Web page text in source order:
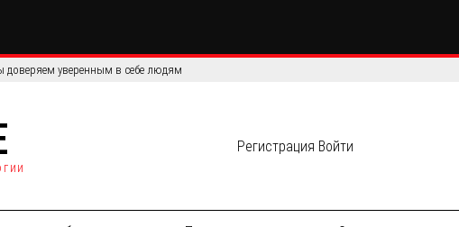
сравнение эффективности и точности данных
Регистрация Войти